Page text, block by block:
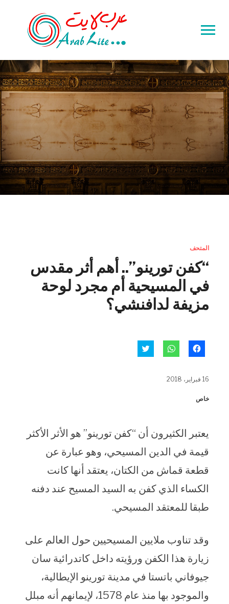
Toggle
&
navigation
المتحف
“كفن تورينو”.. أهم أثر مقدس
في المسيحية أم مجرد لوحة
مزيفة لدافنشي؟
للمشاركة
في
للمشاركة
في 16 فبراير، 2018
خاص
يعتبر الكثيرون أن “كفن تورينو” هو الأثر الأكثر
قيمة في الدين المسيحي، وهو عبارة عن
قطعة قماش من الكتان، يعتقد أنها كانت
الكساء الذي كفن به السيد المسيح عند دفنه
طبقا للمعتقد المسيحي.
وقد تناوب ملايين المسيحيين حول العالم على
زيارة هذا الكفن ورؤيته داخل كاتدرائية سان
جيوفاني باتستا في مدينة تورينو الإيطالية،
والموجود بها منذ عام 1578، لإيمانهم أنه مبلل